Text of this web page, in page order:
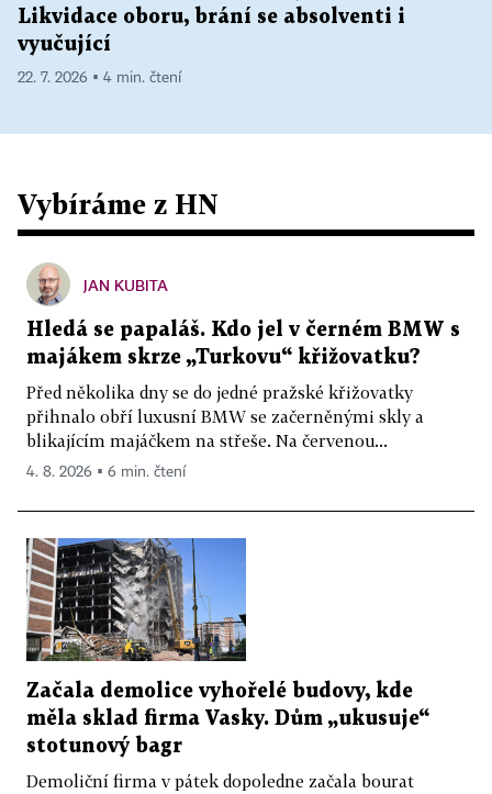
Likvidace oboru, brání se absolventi i
vyučující
22. 7. 2026 ▪ 4 min. čtení
Vybíráme z HN
JAN KUBITA
Hledá se papaláš. Kdo jel v černém BMW s
majákem skrze „Turkovu“ křižovatku?
Před několika dny se do jedné pražské křižovatky
přihnalo obří luxusní BMW se začerněnými skly a
blikajícím majáčkem na střeše. Na červenou...
4. 8. 2026 ▪ 6 min. čtení
Začala demolice vyhořelé budovy, kde
měla sklad firma Vasky. Dům „ukusuje“
stotunový bagr
Demoliční firma v pátek dopoledne začala bourat